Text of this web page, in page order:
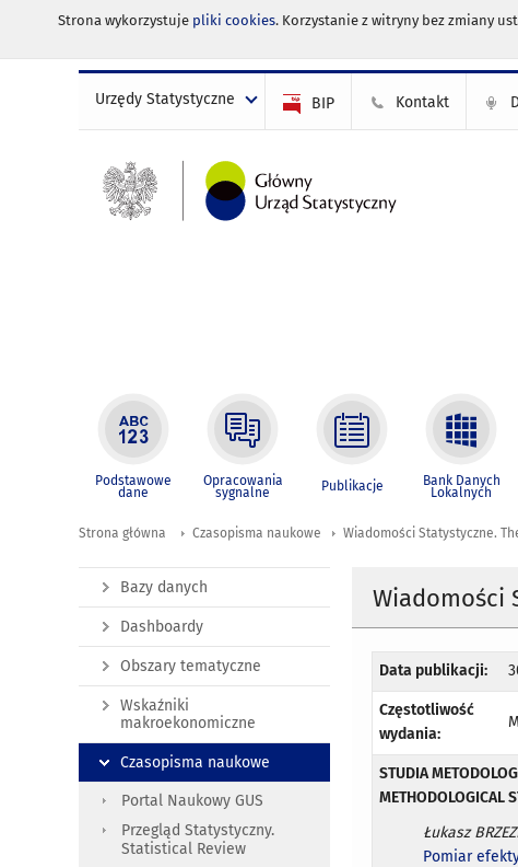
Strona wykorzystuje pliki cookies. Korzystanie z witryny bez zmiany
Urzędy Statystyczne BIP Kontakt
Podstawowe
dane
Opracowania
sygnalne Publikacje Bank Danych
Lokalnych
Strona główna Czasopisma naukowe Wiadomości Statystyczne.
Wiadomości
Data publikacji:
Częstotliwość
wydania:
STUDIA
METHODOLOGICAL
Łukasz
Pomiar
Bazy danych
Dashboardy
Obszary tematyczne
Wskaźniki
makroekonomiczne
Czasopisma naukowe
Portal Naukowy GUS
Przegląd Statystyczny.
Statistical Review